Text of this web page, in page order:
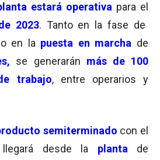
estará operativa para el
2023. Tanto en la fase de
en la puesta en marcha de
se generarán más de 100
trabajo, entre operarios y
semiterminado con el
llegará desde la planta de